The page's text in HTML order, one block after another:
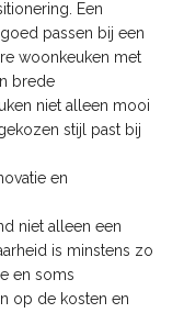
Een
passen bij een
woonkeuken met
brede
niet alleen mooi
stijl past bij
en
niet alleen een
is minstens zo
en soms
op de kosten en